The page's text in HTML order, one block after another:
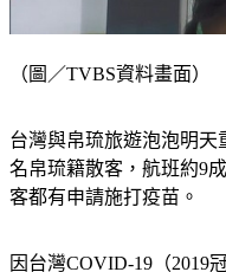
台灣與帛琉旅遊泡泡明天
名帛琉籍散客，航班約9